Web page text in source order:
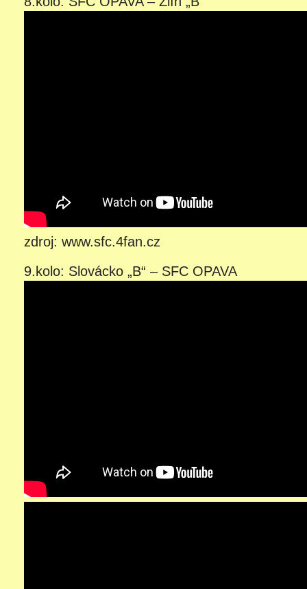
zdroj: www.sfc.4fan.cz
9.kolo: Slovácko „B“ – SFC OPAVA